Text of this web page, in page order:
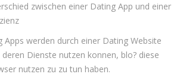
zwischen einer Dating App und einer
Apps werden durch einer Dating Website
Dienste nutzen konnen, blo? diese
nutzen zu zu tun haben.